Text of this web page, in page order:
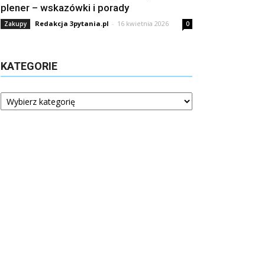
plener – wskazówki i porady
Zakupy Redakcja 3pytania.pl - 16 kwietnia 2026 0
KATEGORIE
Kategorie